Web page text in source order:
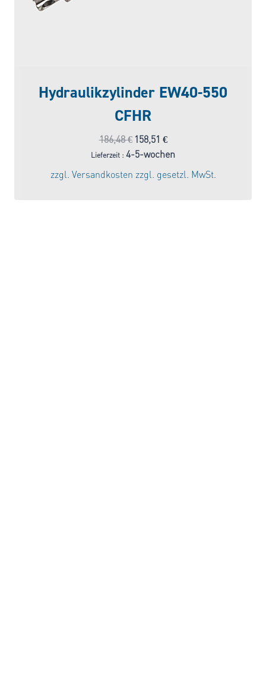
Hydraulikzylinder EW40-550
CFHR
186,48€ Ursprünglicher
Preis
war:
186,48 €
158,51 €Aktueller
Preis
Lieferzeit : 4-5-wochen
zzgl. Versandkosten zzgl. gesetzl. MwSt.